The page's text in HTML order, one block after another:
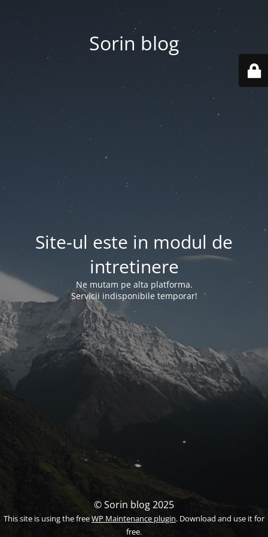
Sorin blog
Site-ul este in modul de
intretinere
Ne mutam pe alta platforma.
Servicii indisponibile temporar!
© Sorin blog 2025
This site is using the freeWP Maintenance plugin. Download and use it for
free.